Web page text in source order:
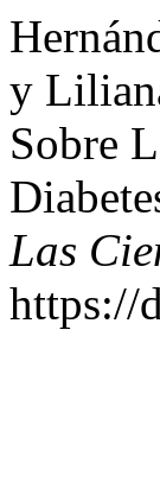
y
Sobre
Las
https://